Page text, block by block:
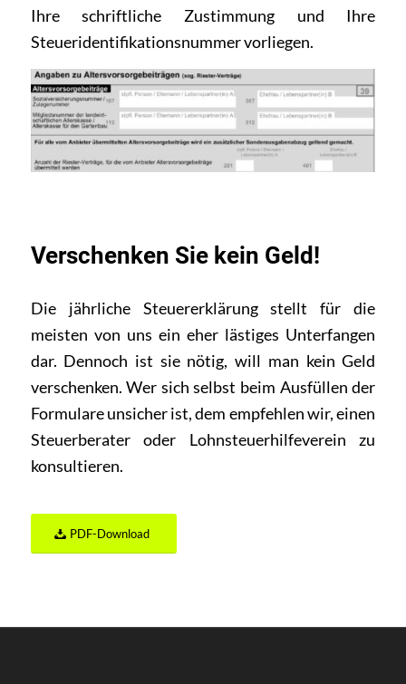
Ihre schriftliche Zustimmung und Ihre
Steueridentifikationsnummer vorliegen.
Verschenken Sie kein Geld!
Die jährliche Steuererklärung stellt für die
meisten von uns ein eher lästiges Unterfangen
dar. Dennoch ist sie nötig, will man kein Geld
verschenken. Wer sich selbst beim Ausfüllen der
Formulare unsicher ist, dem empfehlen wir, einen
Steuerberater oder Lohnsteuerhilfeverein zu
konsultieren.
PDF-Download